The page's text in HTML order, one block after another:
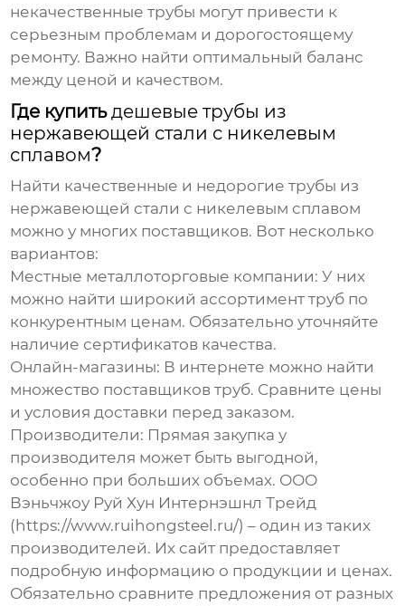
некачественные трубы могут привести к
серьезным проблемам и дорогостоящему
ремонту. Важно найти оптимальный баланс
между ценой и качеством.
Где купитьдешевые трубы из
нержавеющей стали с никелевым
сплавом?
Найти качественные и недорогие трубы из
нержавеющей стали с никелевым сплавом
можно у многих поставщиков. Вот несколько
вариантов:
Местные металлоторговые компании: У них
можно найти широкий ассортимент труб по
конкурентным ценам. Обязательно уточняйте
наличие сертификатов качества.
Онлайн-магазины: В интернете можно найти
множество поставщиков труб. Сравните цены
и условия доставки перед заказом.
Производители: Прямая закупка у
производителя может быть выгодной,
особенно при больших объемах. ООО
Вэньчжоу Руй Хун Интернэшнл Трейд
(https://www.ruihongsteel.ru/) – один из таких
производителей. Их сайт предоставляет
подробную информацию о продукции и ценах.
Обязательно сравните предложения от разных